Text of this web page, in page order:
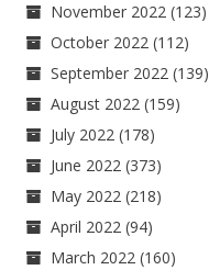
November 2022 (123)
October 2022 (112)
September 2022 (139)
August 2022 (159)
July 2022 (178)
June 2022 (373)
May 2022 (218)
April 2022 (94)
March 2022 (160)